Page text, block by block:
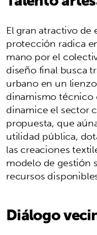
El gran atractivo
protección radica
mano por el
diseño final busca
urbano en un
dinamismo técnico
dinamice el sector
propuesta, que
utilidad pública,
las creaciones
modelo de gestión
recursos
Diálogo